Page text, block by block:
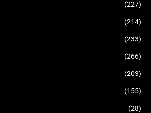
(227)
(214)
(233)
(266)
(203)
(155)
(28)